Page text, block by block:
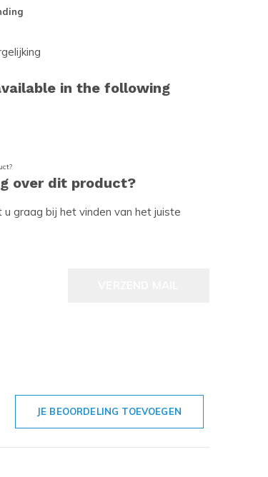
in the following
over dit product?
graag bij het vinden van het juiste
JE BEOORDELING TOEVOEGEN